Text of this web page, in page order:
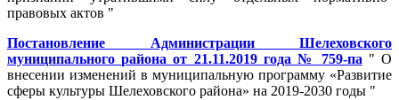
правовых актов "
Постановление Администрации Шелеховского
муниципального района от 21.11.2019 года № 759-па " О
внесении изменений в муниципальную программу «Развитие
сферы культуры Шелеховского района» на 2019-2030 годы "